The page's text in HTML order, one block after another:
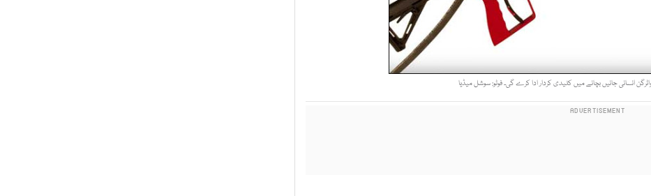
انسانی جانیں بچانے میں کلیدی کردار ادا کرے گی۔ فوٹو: سوشل میڈیا